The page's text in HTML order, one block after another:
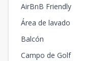
AirBnB Friendly
Área de lavado
Balcón
Campo de Golf